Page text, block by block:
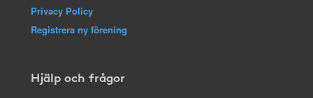
Privacy Policy
Registrera ny förening
Hjälp och frågor